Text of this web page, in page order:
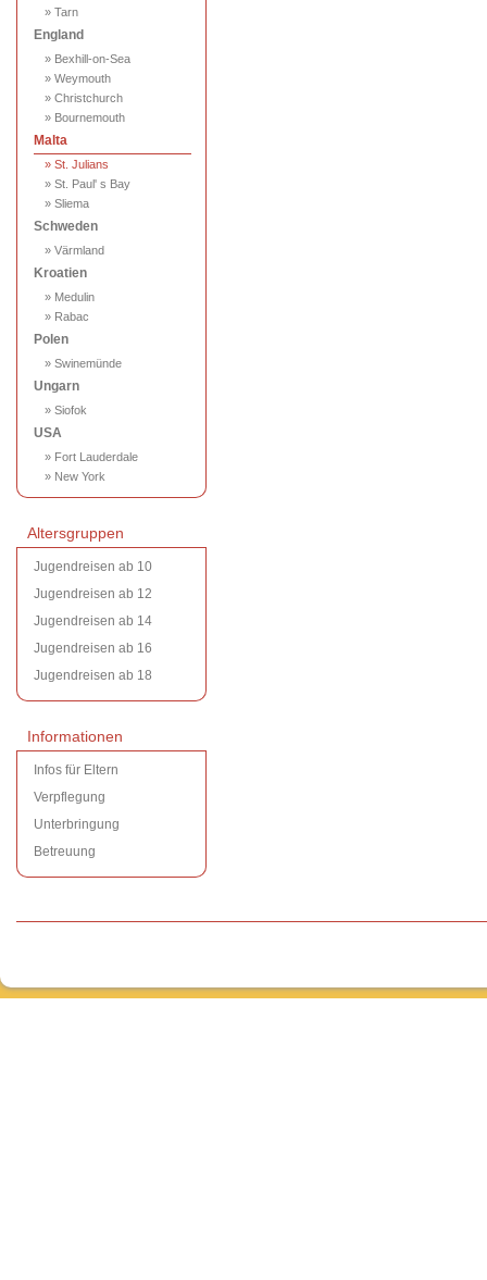
» Tarn
England
» Bexhill-on-Sea
» Weymouth
» Christchurch
» Bournemouth
Malta
» St. Julians
» St. Paul' s Bay
» Sliema
Schweden
» Värmland
Kroatien
» Medulin
» Rabac
Polen
» Swinemünde
Ungarn
» Siofok
USA
» Fort Lauderdale
» New York
Altersgruppen
Jugendreisen ab 10
Jugendreisen ab 12
Jugendreisen ab 14
Jugendreisen ab 16
Jugendreisen ab 18
Informationen
Infos für Eltern
Verpflegung
Unterbringung
Betreuung